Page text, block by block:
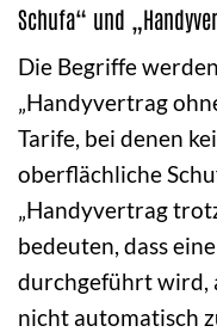
Schufa“ und
Die Begriffe
„Handyvertrag
Tarife, bei denen
oberflächliche
„Handyvertrag
bedeuten, dass
durchgeführt wird,
nicht automatisch